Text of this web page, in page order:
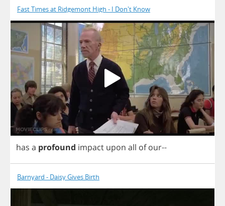
Fast Times at Ridgemont High - I Don't Know
has a profound impact upon all of our--
Barnyard - Daisy Gives Birth